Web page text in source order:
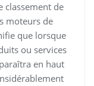
classement de
moteurs de
que lorsque
ou services
en haut